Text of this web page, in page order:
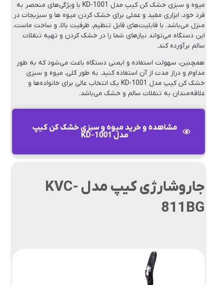
میوه و سبزی خشک کن کیپ مدل KD-1001 با ویژگی‌های منحصر به
فرد خود، ابزاری مفید و عملی برای خشک کردن میوه‌ ها و سبزیجات در
منزل می‌باشد. با قابلیت‌های قابل تنظیم، ظرفیت بالا، و ساخت ماست،
این دستگاه می‌تواند نیازهای شما را در خشک کردن و تهیه تنقلات
سالم برآورده کند.
همچنین، سهولت استفاده و ایمنی دستگاه باعث می‌شود که به طور
مداوم و دراز مدت از آن استفاده کنید. به طور کلی، میوه و سبزی
خشک کن کیپ مدل KD-1001 یک انتخاب عالی برای خانواده‌ها و
علاقه‌مندان به تنقلات سالم و خشک می‌باشد.
مشاهده و خرید میوه و سبزی خشک کن کیپ
مدل KD-1001
جاروشارژی کیپ مدل KVC-
811BG